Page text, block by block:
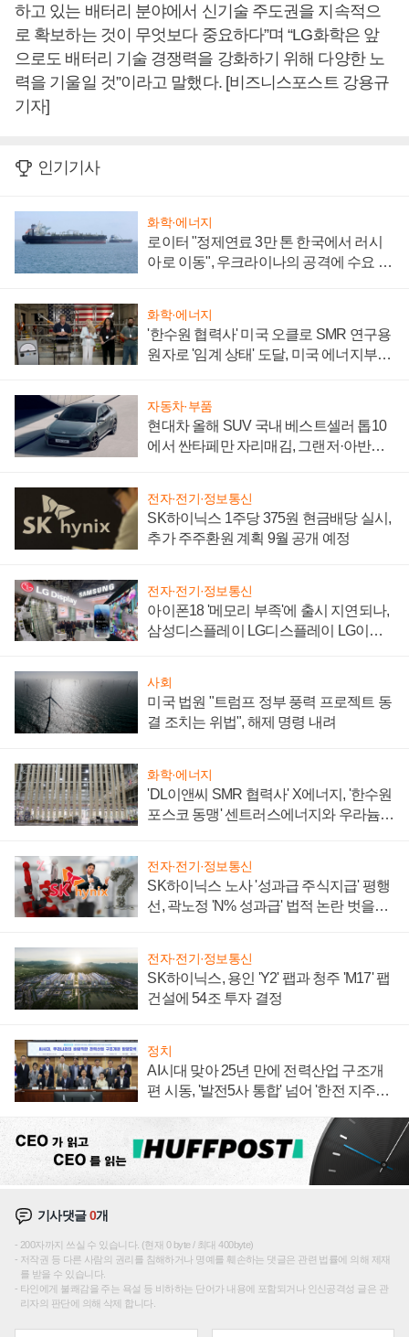
하고 있는 배터리 분야에서 신기술 주도권을 지속적으
로 확보하는 것이 무엇보다 중요하다”며 “LG화학은 앞
으로도 배터리 기술 경쟁력을 강화하기 위해 다양한 노
력을 기울일 것”이라고 말했다. [비즈니스포스트 강용규
기자]
인기기사
화학·에너지
로이터 "정제연료 3만 톤 한국에서 러시
아로 이동", 우크라이나의 공격에 수요 늘
화학·에너지
'한수원 협력사' 미국 오클로 SMR 연구용
원자로 '임계 상태' 도달, 미국 에너지부
자동차·부품
현대차 올해 SUV 국내 베스트셀러 톱10
에서 싼타페만 자리매김, 그랜저·아반떼
전자·전기·정보통신
SK하이닉스 1주당 375원 현금배당 실시,
추가 주주환원 계획 9월 공개 예정
전자·전기·정보통신
아이폰18 '메모리 부족'에 출시 지연되나,
삼성디스플레이 LG디스플레이 LG이노
사회
미국 법원 "트럼프 정부 풍력 프로젝트 동
결 조치는 위법", 해제 명령 내려
화학·에너지
'DL이앤씨 SMR 협력사' X에너지, '한수원
포스코 동맹' 센트러스에너지와 우라늄
전자·전기·정보통신
SK하이닉스 노사 '성과급 주식지급' 평행
선, 곽노정 'N% 성과급' 법적 논란 벗을지
전자·전기·정보통신
SK하이닉스, 용인 'Y2' 팹과 청주 'M17' 팹
건설에 54조 투자 결정
정치
AI시대 맞아 25년 만에 전력산업 구조개
편 시동, '발전5사 통합' 넘어 '한전 지주사'
기사댓글0개
200자까지 쓰실 수 있습니다. (현재 0 byte / 최대 400byte)
저작권 등 다른 사람의 권리를 침해하거나 명예를 훼손하는 댓글은 관련 법률에 의해 제재
를 받을 수 있습니다.
타인에게 불쾌감을 주는 욕설 등 비하하는 단어가 내용에 포함되거나 인신공격성 글은 관
리자의 판단에 의해 삭제 합니다.